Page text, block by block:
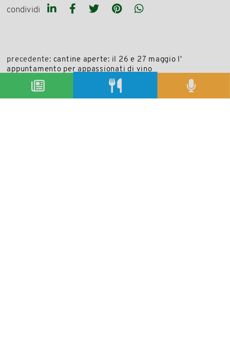
condividi
precedente: cantine aperte: il 26 e 27 maggio l'
appuntamento per appassionati di vino
successivo:
semplicemente immagina: cena in onore di
gualtiero marchesi